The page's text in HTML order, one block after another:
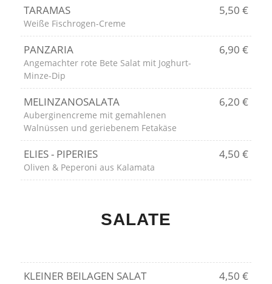
TARAMAS 5,50 €
Weiße Fischrogen-Creme
PANZARIA 6,90 €
Angemachter rote Bete Salat mit Joghurt-
Minze-Dip
MELINZANOSALATA 6,20 €
Auberginencreme mit gemahlenen
Walnüssen und geriebenem Fetakäse
ELIES - PIPERIES 4,50 €
Oliven & Peperoni aus Kalamata
SALATE
KLEINER BEILAGEN SALAT
4,50 €